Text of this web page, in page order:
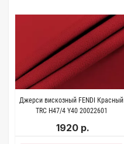
Джерси вискозный FENDI Красный
TRC H47/4 Y40 20022601
1920 р.